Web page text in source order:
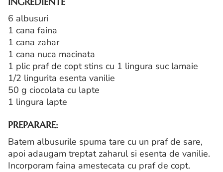
6 albusuri
1 cana faina
1 cana zahar
1 cana nuca macinata
1 plic praf de copt stins cu 1 lingura suc lamaie
1/2 lingurita esenta vanilie
50 g ciocolata cu lapte
1 lingura lapte
PREPARARE:
Batem albusurile spuma tare cu un praf de sare,
apoi adaugam treptat zaharul si esenta de vanilie.
Incorporam faina amestecata cu praf de copt.